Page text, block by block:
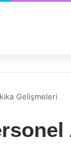
Gelişmeleri